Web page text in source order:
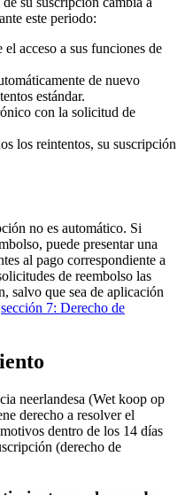
este periodo:
acceso a sus funciones de
de nuevo
estándar.
con la solicitud de
los reintentos, su suscripción
no es automático. Si
puede presentar una
al pago correspondiente a
de reembolso las
salvo que sea de aplicación
sección 7: Derecho de
neerlandesa (Wet koop op
derecho a resolver el
dentro de los 14 días
(derecho de